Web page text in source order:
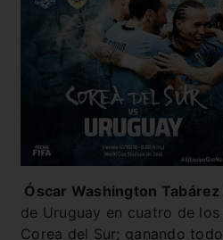
Óscar Washington Tabárez
de Uruguay en cuatro de
Corea del Sur; ganando